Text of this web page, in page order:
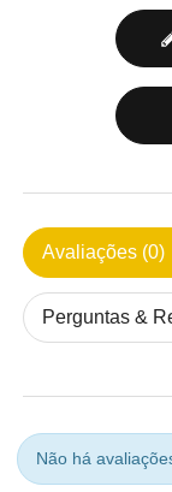
Avaliações (0)
Perguntas &
Não há